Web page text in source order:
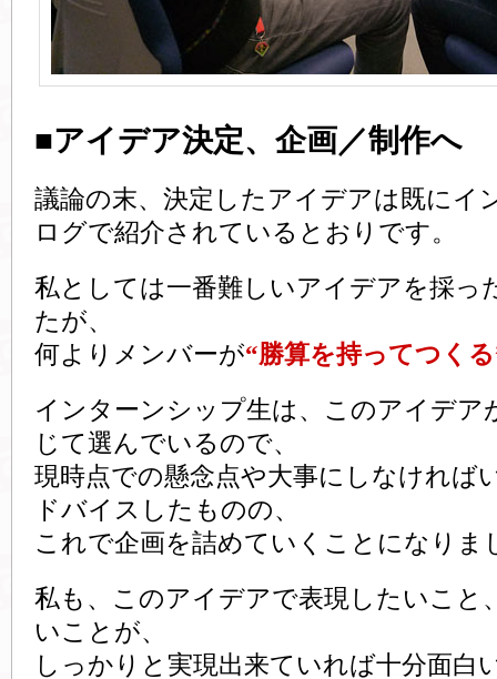
■アイデア決定、企画／制作へ
議論の末、決定したアイデアは既にイ
ログで紹介されているとおりです。
私としては一番難しいアイデアを採っ
たが、
何よりメンバーが“勝算を持ってつく
インターンシップ生は、このアイデア
じて選んでいるので、
現時点での懸念点や大事にしなければ
ドバイスしたものの、
これで企画を詰めていくことになりま
私も、このアイデアで表現したいこと
いことが、
しっかりと実現出来ていれば十分面白